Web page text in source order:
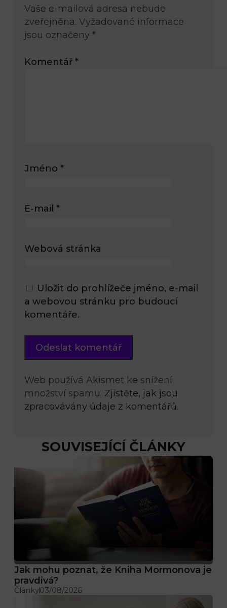
Vaše e-mailová adresa nebude
zveřejněna. Vyžadované informace
jsou označeny *
Komentář *
Jméno *
E-mail *
Webová stránka
Uložit do prohlížeče jméno, e-mail
a webovou stránku pro budoucí
komentáře.
Web používá Akismet ke snížení
množství spamu. Zjistěte, jak jsou
zpracovávány údaje z komentářů.
SOUVISEJÍCÍ ČLÁNKY
Jak mohu poznat, že Kniha Mormonova je
pravdivá?
Články03/08/2026